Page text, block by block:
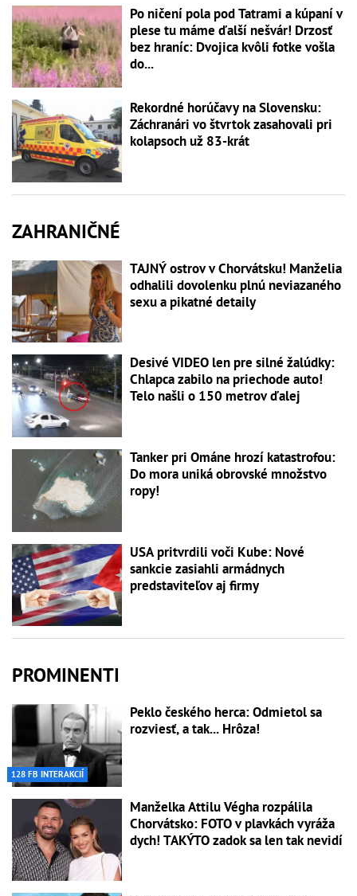
Po ničení pola pod Tatrami a kúpaní v
plese tu máme ďalší nešvár! Drzosť
bez hraníc: Dvojica kvôli fotke vošla
do...
Rekordné horúčavy na Slovensku:
Záchranári vo štvrtok zasahovali pri
kolapsoch už 83-krát
ZAHRANIČNÉ
TAJNÝ ostrov v Chorvátsku! Manželia
odhalili dovolenku plnú neviazaného
sexu a pikatné detaily
Desivé VIDEO len pre silné žalúdky:
Chlapca zabilo na priechode auto!
Telo našli o 150 metrov ďalej
Tanker pri Ománe hrozí katastrofou:
Do mora uniká obrovské množstvo
ropy!
USA pritvrdili voči Kube: Nové
sankcie zasiahli armádnych
predstaviteľov aj firmy
PROMINENTI
128 FB INTERAKCIÍ
Peklo českého herca: Odmietol sa
rozviesť, a tak... Hrôza!
Manželka Attilu Végha rozpálila
Chorvátsko: FOTO v plavkách vyráža
dych! TAKÝTO zadok sa len tak nevidí